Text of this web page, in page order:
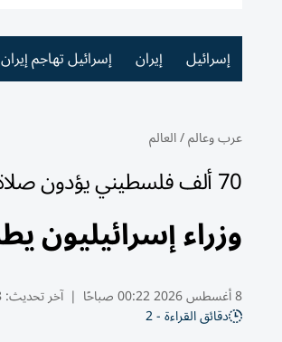
إسرائيل إيران إسرائيل تهاجم إيران
عرب وعالم/العالم
70 ألف فلسطيني يؤدون صلاة الجمعة في المسجد الأقصى
وزراء
8 أغسطس 2026 00:22 صباحًا | آخر تحديث:8
دقائق القراءة - 2